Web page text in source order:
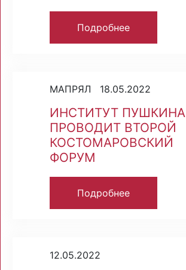
Подробнее
МАПРЯЛ 18.05.2022
ИНСТИТУТ ПУШКИНА
ПРОВОДИТ ВТОРОЙ
КОСТОМАРОВСКИЙ
ФОРУМ
Подробнее
12.05.2022